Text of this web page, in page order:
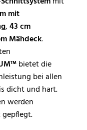
mit
,43 cm
Mähdeck.
bietet die
bei allen
dicht und hart.
werden